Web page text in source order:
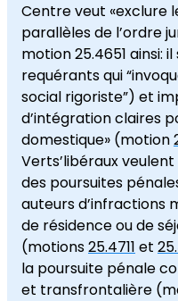
Centre veut «exclure
parallèles de l’ordre
motion 25.4651 ainsi:
requérants qui
social rigoriste”) et
d’intégration claires
domestique» (motion
Verts’libéraux
des poursuites
auteurs d’infractions
de résidence ou de
(motions25.4711 et
la poursuite pénale
et transfrontalière